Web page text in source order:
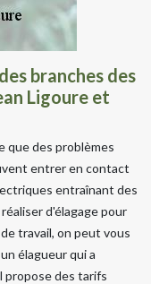
branches des
Ligoure et
que des problèmes
entrer en contact
entraînant des
d'élagage pour
travail, on peut vous
élagueur qui a
propose des tarifs